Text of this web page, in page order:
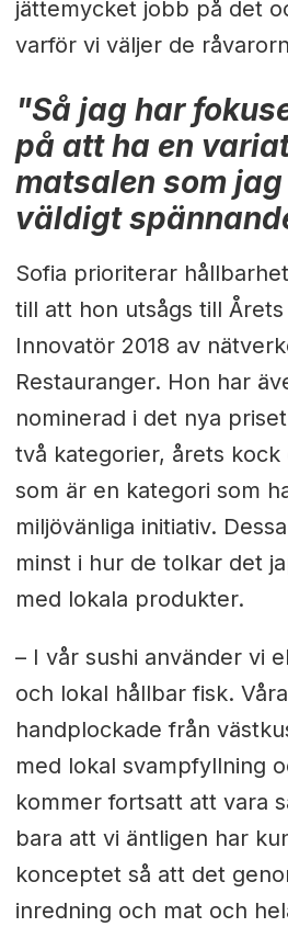
jättemycket jobb på det
varför vi väljer de
"Så jag har
på att ha en
matsalen som
väldigt
Sofia prioriterar
till att hon utsågs till
Innovatör 2018 av
Restauranger. Hon har
nominerad i det nya
två kategorier, årets kock
som är en kategori som
miljövänliga initiativ.
minst i hur de tolkar det
med lokala produkter.
– I vår sushi använder vi
och lokal hållbar fisk.
handplockade från
med lokal svampfyllning
kommer fortsatt att vara
bara att vi äntligen har
konceptet så att det
inredning och mat och